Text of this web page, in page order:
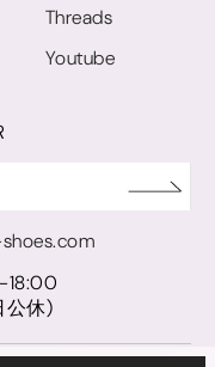
Threads
Youtube
18:00
公休)